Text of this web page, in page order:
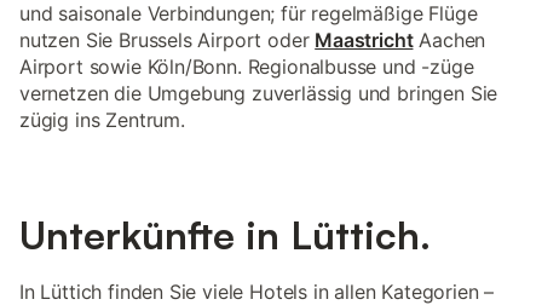
und saisonale Verbindungen; für regelmäßige Flüge
nutzen Sie Brussels Airport oder MaastrichtAachen
Airport sowie Köln/Bonn. Regionalbusse und -züge
vernetzen die Umgebung zuverlässig und bringen Sie
zügig ins Zentrum.
Unterkünfte in Lüttich.
In Lüttich finden Sie viele Hotels in allen Kategorien –